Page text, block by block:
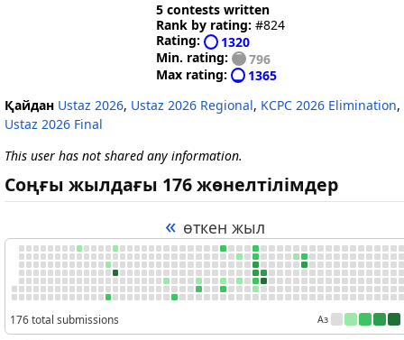
5 contests written
Rank by rating: #824
Rating:
1320
Min. rating:
796
Max rating:
1365
Қайдан Ustaz 2026, Ustaz 2026 Regional, KCPC 2026 Elimination,
Ustaz 2026 Final
This user has not shared any information.
Соңғы жылдағы 176 жөнелтілімдер
« өткен жыл
176 total submissions Аз